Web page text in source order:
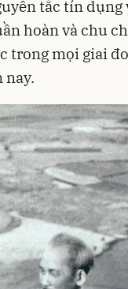
tắc tín dụng
hoàn và chu
trong mọi giai
nay.